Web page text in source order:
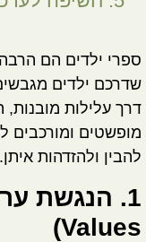
ספרי ילדים הם
שדרכם ילדים
דרך עלילות
מופשטים ומורכבים
להבין ולהזדהות איתן.
Values)